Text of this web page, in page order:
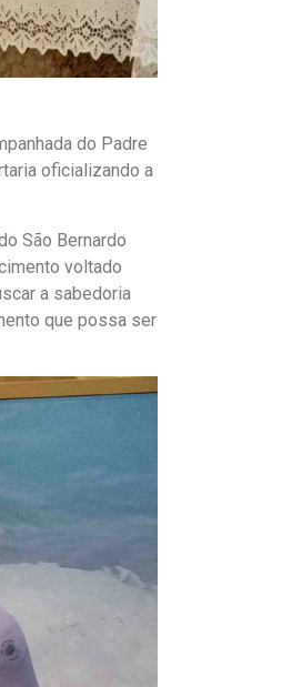
do Padre
oficializando a
São Bernardo
voltado
a sabedoria
que possa ser